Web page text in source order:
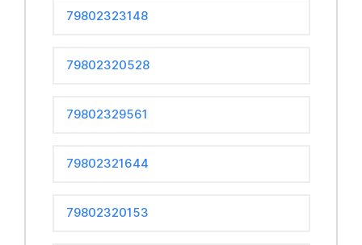
79802323148
79802320528
79802329561
79802321644
79802320153